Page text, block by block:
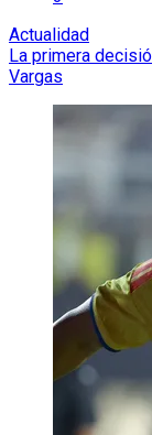
Actualidad
La primera
Vargas